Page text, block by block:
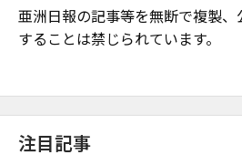
亜洲日報の記事等を無断で複製
することは禁じられています。
注目記事